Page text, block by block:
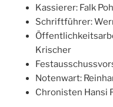
Kassierer: Falk
Schriftführer:
Krischer
Notenwart:
Chronisten Hansi